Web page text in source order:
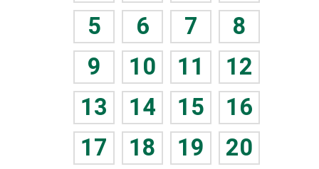
5
6 7
8
9
10 11
12
13
14 15
16
17
18 19
20